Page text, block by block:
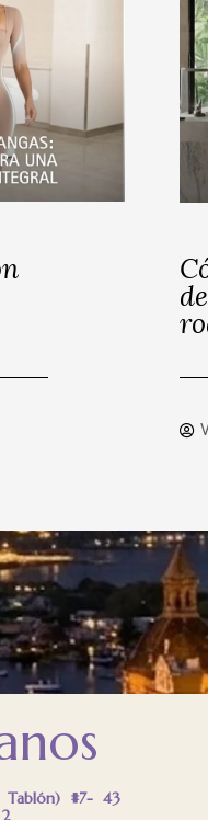
Tablón) #7- 43